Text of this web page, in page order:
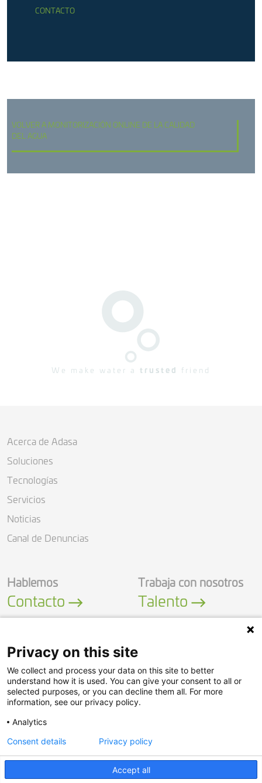
CONTACTO
VOLVER A MONITORIZACIÓN ONLINE DE LA CALIDAD
DEL AGUA
We make water a trusted friend
Acerca de Adasa
Soluciones
Tecnologías
Servicios
Noticias
Canal de Denuncias
Hablemos
Contacto
Trabaja con nosotros
Talento
LinkedIn YouTube
Política de Seguridad
Política de Privacidad
Aviso legal
© Adasa Sistemas S.A.U.
Privacy on this site
We collect and process your data on this site to better
understand how it is used. You can give your consent to all or
selected purposes, or you can decline them all. For more
information, see our privacy policy.
Analytics
Accept all
Consent details Privacy policy